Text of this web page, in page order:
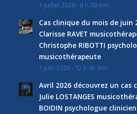
1 juillet 2026 - 6 h 00 min
Cas clinique du mois de juin
Clarisse RAVET
Christophe RIBOTTI
musicothérapeute
1 juin 2026 - 12 h 45 min
Avril 2026 découvrez un cas
Julie LOSTANGES
BOIDIN psychologue clinicien